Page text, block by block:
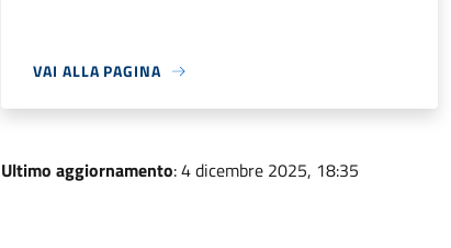
VAI ALLA PAGINA
Ultimo aggiornamento: 4 dicembre 2025, 18:35